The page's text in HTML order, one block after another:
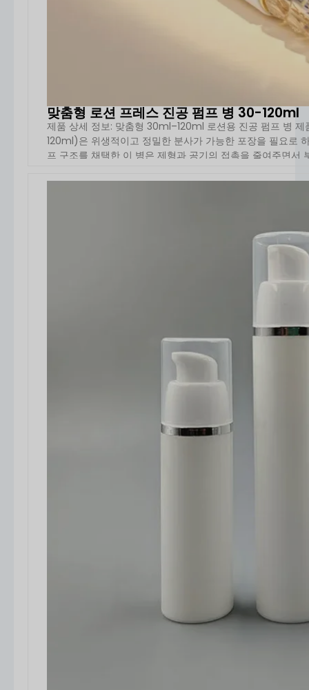
맞춤형 로션 프레스 진공 펌프 병 30-120ml
제품 상세 정보: 맞춤형 30ml–120ml 로션용 진공 펌프 병
120ml)은 위생적이고 정밀한 분사가 가능한 포장을 필요로
프 구조를 채택한 이 병은 제형과 공기의 접촉을 줄여주면